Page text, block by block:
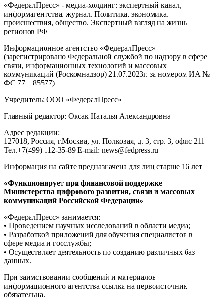
«ФедералПресс» - медиа-холдинг: экспертный канал,
информагентства, журнал. Политика, экономика,
происшествия, общество. Экспертный взгляд на жизнь
регионов РФ
Информационное агентство «ФедералПресс»
(зарегистрировано Федеральной службой по надзору в сфере
связи, информационных технологий и массовых
коммуникаций (Роскомнадзор) 21.07.2023г. за номером ИА №
ФС 77 – 85577)
Учредитель: ООО «ФедералПресс»
Главный редактор: Оксак Наталья Александровна
Адрес редакции:
127018, Россия, г.Москва, ул. Полковая, д. 3, стр. 3, офис 211
Тел.+7(499) 112-35-89 E-mail: news@fedpress.ru
Информация на сайте предназначена для лиц старше 16 лет
«Функционирует при финансовой поддержке
Министерства цифрового развития, связи и массовых
коммуникаций Российской Федерации»
«ФедералПресс» занимается:
• Проведением научных исследований в области медиа;
• Разработкой приложений для обучения специалистов в
сфере медиа и госслужбы;
• Осуществляет деятельность по созданию различных баз
данных.
При заимствовании сообщений и материалов
информационного агентства ссылка на первоисточник
обязательна.